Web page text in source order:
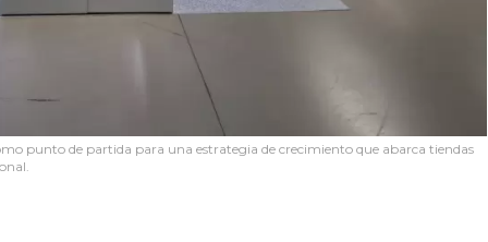
punto de partida para una estrategia de crecimiento que abarca tiendas